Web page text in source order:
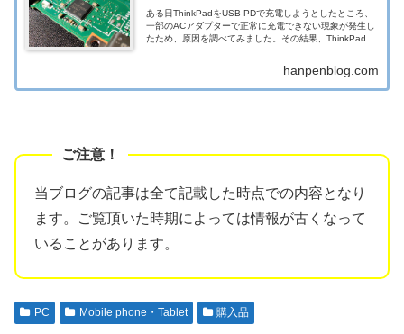
ある日ThinkPadをUSB PDで充電しようとしたところ、
一部のACアダプターで正常に充電できない現象が発生し
たため、原因を調べてみました。その結果、ThinkPadだ
hanpenblog.com
当ブログの記事は全て記載した時点での内容となり
ます。ご覧頂いた時期によっては情報が古くなって
いることがあります。
PC Mobile phone・Tablet 購入品